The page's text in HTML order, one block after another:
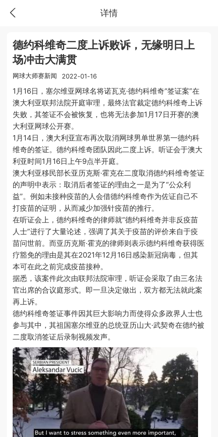
详情
德约科维奇二度上诉败诉，无缘明日上
场冲击大满贯
网球大师赛新闻 2022-01-16
1月16日，塞尔维亚网球名将诺瓦克·德约科维奇“签证案”在
澳大利亚联邦法院开庭审理，最终法官裁定德约科维奇上诉
失败，其签证不会被恢复，也将无法参加1月17日开赛的澳
大利亚网球公开赛。
1月14日，澳大利亚宣布再次取消网球男单世界第一德约科
维奇的签证。德约科维奇团队因此二度上诉。听证会于澳大
利亚时间1月16日上午9点半开庭。
澳大利亚移民部长亚历克斯·霍克在二度取消德约科维奇签证
的声明中表示：取消后者签证的理由之一是为了“公众利
益”。例如未接种疫苗的人会借德约科维奇作为佐证自己不
打疫苗的证明，从而减少加强针疫苗的推行。
在听证会上，德约科维奇的律师就“德约科维奇并非反疫苗
人士”进行了大量论述，强调了其关于疫苗的评价来自于疫
苗问世前。而亚历克斯·霍克的律师则表示德约科维奇获得医
疗豁免的理由是其在2021年12月16日感染新冠病毒，但其
本可在此之前完成疫苗接种。
据悉，该案件此次由联邦法院审理，听证会采取了由三名法
官出席的合议庭形式。即一旦决定做出，双方都无法就此案
再上诉。
德约科维奇签证事件因其巨大影响力而使得众多政界人士也
参与其中，其祖国塞尔维亚的总统亚历山大·武契奇在德约被
二度取消签证后录制视频发声。